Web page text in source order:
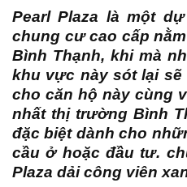
Pearl Plaza là một
chung cư cao cấp
Bình Thạnh, khi mà
khu vực này sót lại sẽ
cho căn hộ này cùng
nhất thị trường Bình
đặc biệt dành cho
cầu ở hoặc đầu tư.
Plaza dải công viên